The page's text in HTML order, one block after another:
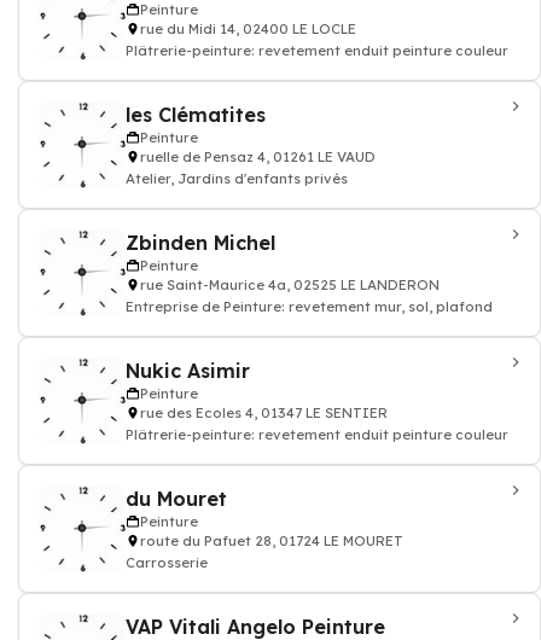
Peinture
rue du Midi 14, 02400 LE LOCLE
Plâtrerie-peinture: revetement enduit peinture couleur
les Clématites
Peinture
ruelle de Pensaz 4, 01261 LE VAUD
Atelier, Jardins d'enfants privés
Zbinden Michel
Peinture
rue Saint-Maurice 4a, 02525 LE LANDERON
Entreprise de Peinture: revetement mur, sol, plafond
Nukic Asimir
Peinture
rue des Ecoles 4, 01347 LE SENTIER
Plâtrerie-peinture: revetement enduit peinture couleur
du Mouret
Peinture
route du Pafuet 28, 01724 LE MOURET
Carrosserie
VAP Vitali Angelo Peinture